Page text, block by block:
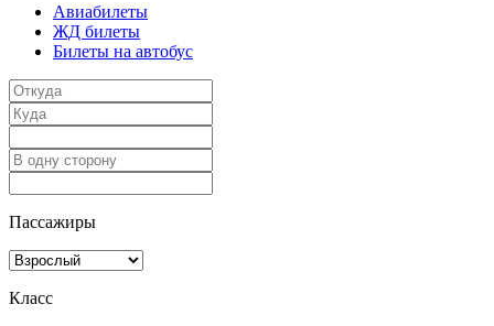
Авиабилеты
ЖД билеты
Билеты на автобус
Пассажиры
Класс